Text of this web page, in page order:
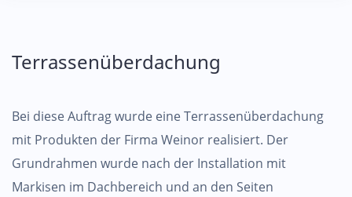
Terrassenüberdachung
Bei diese Auftrag wurde eine Terrassenüberdachung
mit Produkten der Firma Weinor realisiert. Der
Grundrahmen wurde nach der Installation mit
Markisen im Dachbereich und an den Seiten